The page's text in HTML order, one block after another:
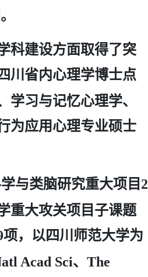
科建设方面取得了突
川省内心理学博士点
习与记忆心理学、
为应用心理专业硕士
与类脑研究重大项目2
重大攻关项目子课题
项，以四川师范大学为
Acad Sci、The